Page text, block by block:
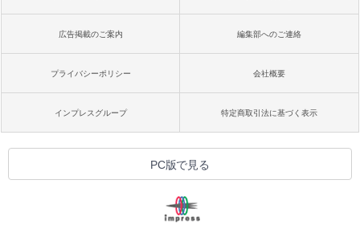
広告掲載のご案内 編集部へのご連絡
プライバシーポリシー 会社概要
インプレスグループ 特定商取引法に基づく表示
PC版で見る